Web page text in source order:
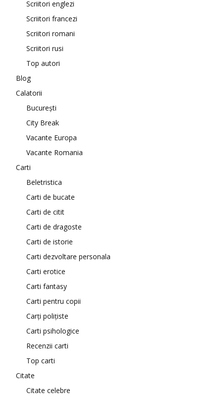
Scriitori englezi
Scriitori francezi
Scriitori romani
Scriitori rusi
Top autori
Blog
Calatorii
București
City Break
Vacante Europa
Vacante Romania
Carti
Beletristica
Carti de bucate
Carti de citit
Carti de dragoste
Carti de istorie
Carti dezvoltare personala
Carti erotice
Carti fantasy
Carti pentru copii
Carți polițiste
Carti psihologice
Recenzii carti
Top carti
Citate
Citate celebre